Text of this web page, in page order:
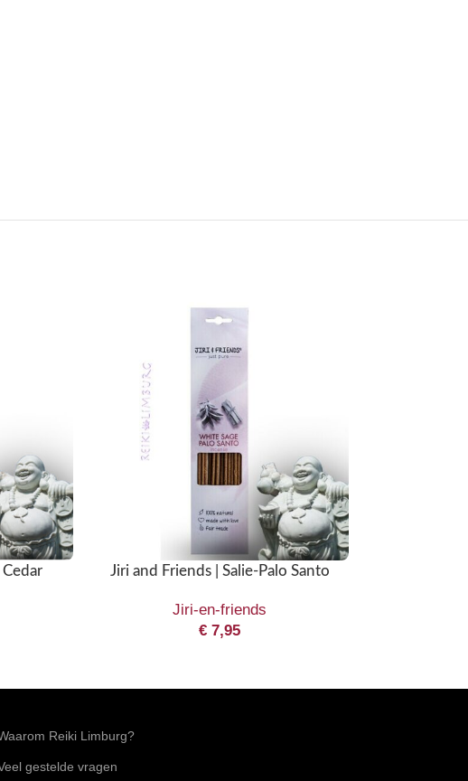
Jiri and Friends | Salie-Palo Santo
Jiri-en-friends
€ 7,95
Reiki Limburg?
gestelde vragen